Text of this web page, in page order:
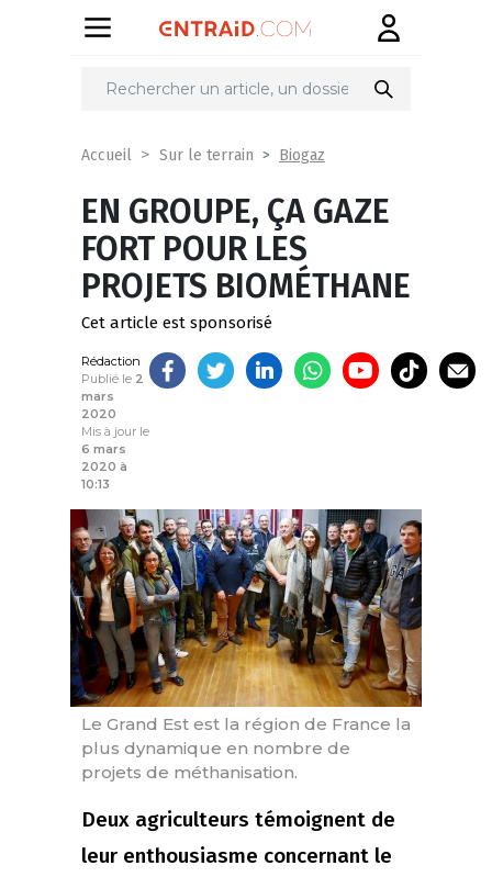
Partager
Accueil Sur le terrain Biogaz
EN GROUPE, ÇA GAZE
FORT POUR LES
PROJETS BIOMÉTHANE
Cet article est sponsorisé
Rédaction
Publié le 2
mars
2020
Mis à jour le
6 mars
2020 à
10:13
Le Grand Est est la région de France la
plus dynamique en nombre de
projets de méthanisation.
Deux agriculteurs témoignent de
leur enthousiasme concernant le